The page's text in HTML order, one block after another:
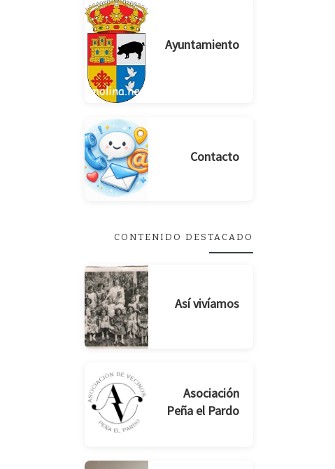
Ayuntamiento
Contacto
CONTENIDO DESTACADO
Así vivíamos
Asociación
Peña el Pardo